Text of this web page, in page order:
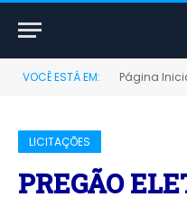
VOCÊ ESTÁ EM: Página
LICITAÇÕES
PREGÃO